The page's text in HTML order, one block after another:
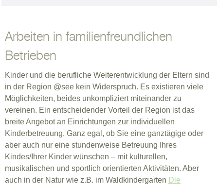
Arbeiten in familienfreundlichen
Betrieben
Kinder und die berufliche Weiterentwicklung der Eltern sind
in der Region @see kein Widerspruch. Es existieren viele
Möglichkeiten, beides unkompliziert miteinander zu
vereinen. Ein entscheidender Vorteil der Region ist das
breite Angebot an Einrichtungen zur individuellen
Kinderbetreuung. Ganz egal, ob Sie eine ganztägige oder
aber auch nur eine stundenweise Betreuung Ihres
Kindes/Ihrer Kinder wünschen – mit kulturellen,
musikalischen und sportlich orientierten Aktivitäten. Aber
auch in der Natur wie z.B. im Waldkindergarten Die